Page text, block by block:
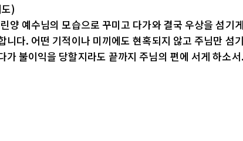
)
양 예수님의 모습으로 꾸미고 다가와 결국 우상을 섬기
니다. 어떤 기적이나 미끼에도 현혹되지 않고 주님만 섬
가 불이익을 당할지라도 끝까지 주님의 편에 서게 하소